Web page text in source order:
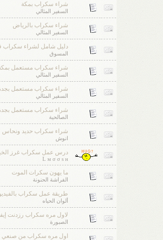
شراء سكراب بمكة
السفير المثالي
شراء سكراب بالرياض
السفير المثالي
دليل شامل لشراء سكراب
المسوق
شراء سكراب مستعمل
السفير المثالي
شراء سكراب مستعمل
السفير المثالي
شراء سكراب مستعمل
الصالحية
شراء سكراب حديد ونحاس
انوش
درس عمل سكراب غرز
L м σ σ ѕ н
ما يهون سكرات الموت
الفراشة الحنونة
طريقة عمل سكراب
ألوان الحياه
لاول مره سكراب رزدنت
الصبورة
اول مره سكراب من صنعي